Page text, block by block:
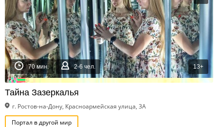
70 мин. 2-6 чел. 13+
Тайна Зазеркалья
г. Ростов-на-Дону, Красноармейская улица, 3А
Портал в другой мир